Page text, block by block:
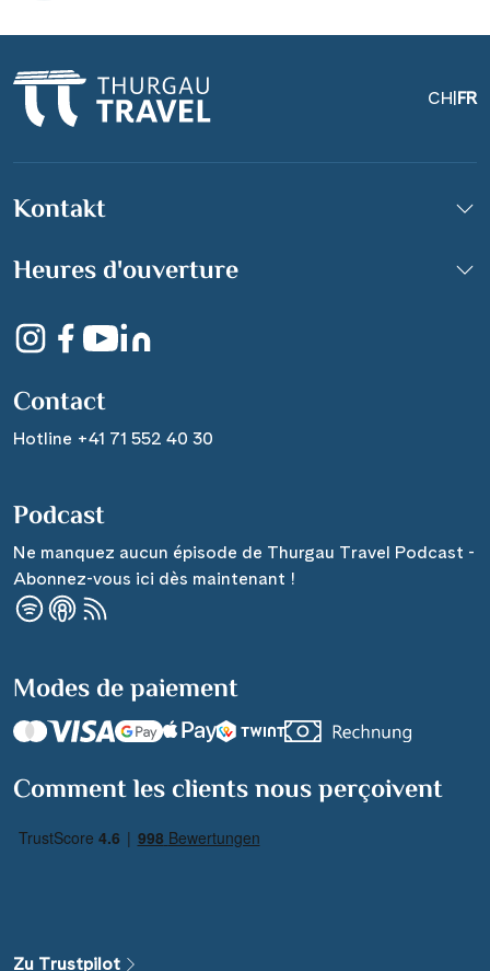
CH|FR
Kontakt
Heures d'ouverture
Contact
Hotline +41 71 552 40 30
Podcast
Ne manquez aucun épisode de Thurgau Travel Podcast -
Abonnez-vous ici dès maintenant !
Modes de paiement
Comment les clients nous perçoivent
Zu Trustpilot